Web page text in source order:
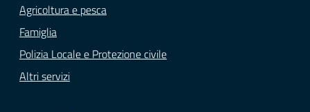
Agricoltura e pesca
Famiglia
Polizia Locale e Protezione civile
Altri servizi